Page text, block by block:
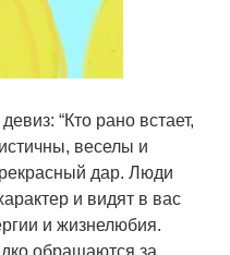
“Кто рано встает,
веселы и
дар. Люди
и видят в вас
и жизнелюбия.
обращаются за